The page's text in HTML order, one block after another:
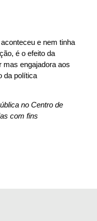
e nem tinha
é o efeito da
mas engajadora aos
da política
no Centro de
com fins